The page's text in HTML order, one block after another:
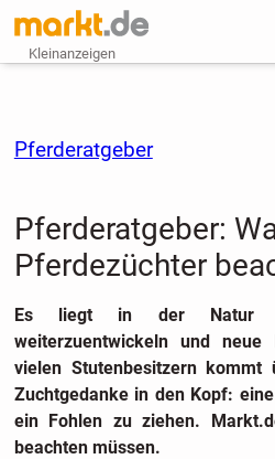
Kleinanzeigen
Pferderatgeber
Pferderatgeber:
Pferdezüchter
Es liegt in der Natur
weiterzuentwickeln und neue
vielen Stutenbesitzern
Zuchtgedanke in den Kopf:
ein Fohlen zu ziehen.
beachten müssen.